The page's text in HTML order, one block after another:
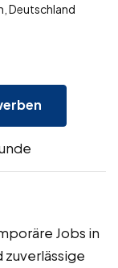
Deutschland
Jobs in